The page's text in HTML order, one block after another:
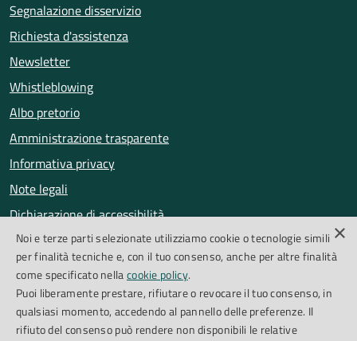
Segnalazione disservizio
Richiesta d'assistenza
Newsletter
Whistleblowing
Albo pretorio
Amministrazione trasparente
Informativa privacy
Note legali
Dichiarazione di accessibilità
Obiettivi di accessibilità
Segnalazioni accessibilità
SEGUICI SU
×
Noi e terze parti selezionate utilizziamo cookie o tecnologie simili
per finalità tecniche e, con il tuo consenso, anche per altre finalità
come specificato nellacookie policy.
Puoi liberamente prestare, rifiutare o revocare il tuo consenso, in
qualsiasi momento, accedendo al pannello delle preferenze. Il
rifiuto del consenso può rendere non disponibili le relative